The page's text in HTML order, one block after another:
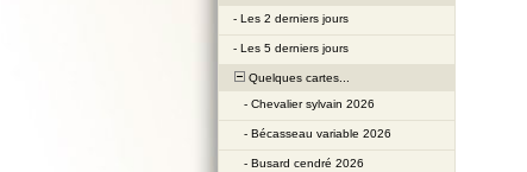
- Les 2 derniers jours
- Les 5 derniers jours
Quelques cartes...
- Chevalier sylvain 2026
- Bécasseau variable 2026
- Busard cendré 2026